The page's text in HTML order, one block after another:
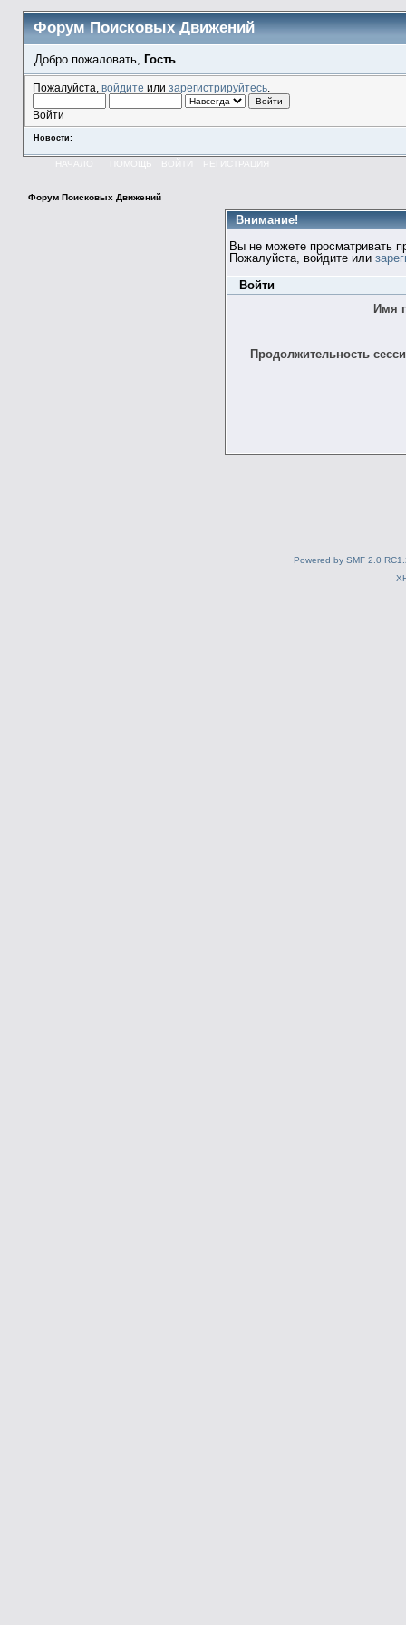
Форум Поисковых Движений
Добро пожаловать, Гость
Пожалуйста, войдите или зарегистрируйтесь.
Войти
Новости:
НАЧАЛО ПОМОЩЬ ВОЙТИ РЕГИСТРАЦИЯ
Форум Поисковых Движений
Внимание!
Вы не можете просматривать
Пожалуйста, войдите или
Войти
Имя
Продолжительность
Powered by SMF 2.0